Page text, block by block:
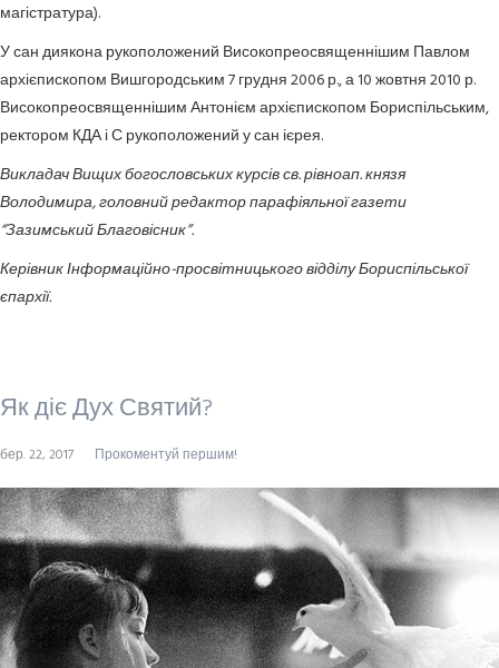
магістратура).
У сан диякона рукоположений Високопреосвященнішим Павлом
архієпископом Вишгородським 7 грудня 2006 р., а 10 жовтня 2010 р.
Високопреосвященнішим Антонієм архієпископом Бориспільським,
ректором КДА і С рукоположений у сан ієрея.
Викладач Вищих богословських курсів св. рівноап. князя
Володимира, головний редактор парафіяльної газети
“Зазимський Благовісник”.
Керівник Інформаційно-просвітницького відділу Бориспільської
єпархії.
Як діє Дух Святий?
бер. 22, 2017 Прокоментуй першим!